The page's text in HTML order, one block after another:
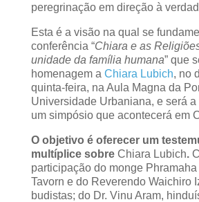
peregrinação em direção à
Esta é a visão na qual se
conferência “Chiara e as
unidade da família humana” que
homenagem a Chiara Lubich, no
quinta-feira, na Aula Magna da
Universidade Urbaniana, e será
um simpósio que acontecerá em
O objetivo é oferecer um
multíplice sobre Chiara Lubich.
participação do monge
Tavorn e do Reverendo Waichiro
budistas; do Dr. Vinu Aram,